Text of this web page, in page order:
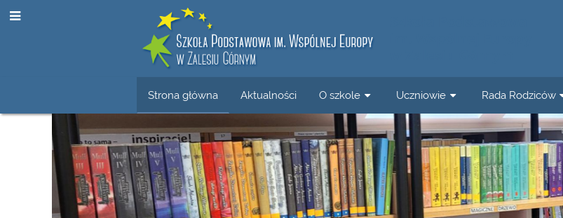
Strona główna Aktualności O szkole Uczniowie Rada Rodziców
Strona
główna